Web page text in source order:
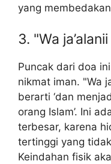
yang
3. "Wa
Puncak dari doa
nikmat iman. "Wa
berarti ‘dan
orang Islam’. Ini
terbesar, karena
tertinggi yang
Keindahan fisik